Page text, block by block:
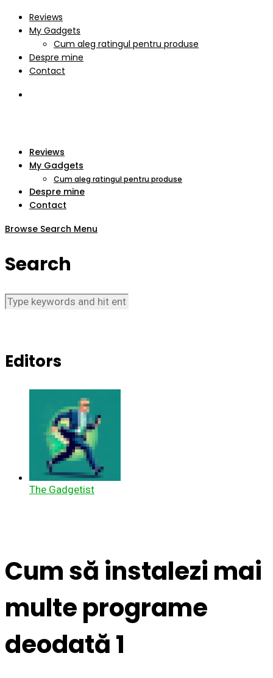
Reviews
My Gadgets
Cum aleg ratingul pentru produse
Despre mine
Contact
Reviews
My Gadgets
Cum aleg ratingul pentru produse
Despre mine
Contact
Browse Search Menu
Search
Editors
The Gadgetist
Cum să instalezi mai
multe programe
deodată 1